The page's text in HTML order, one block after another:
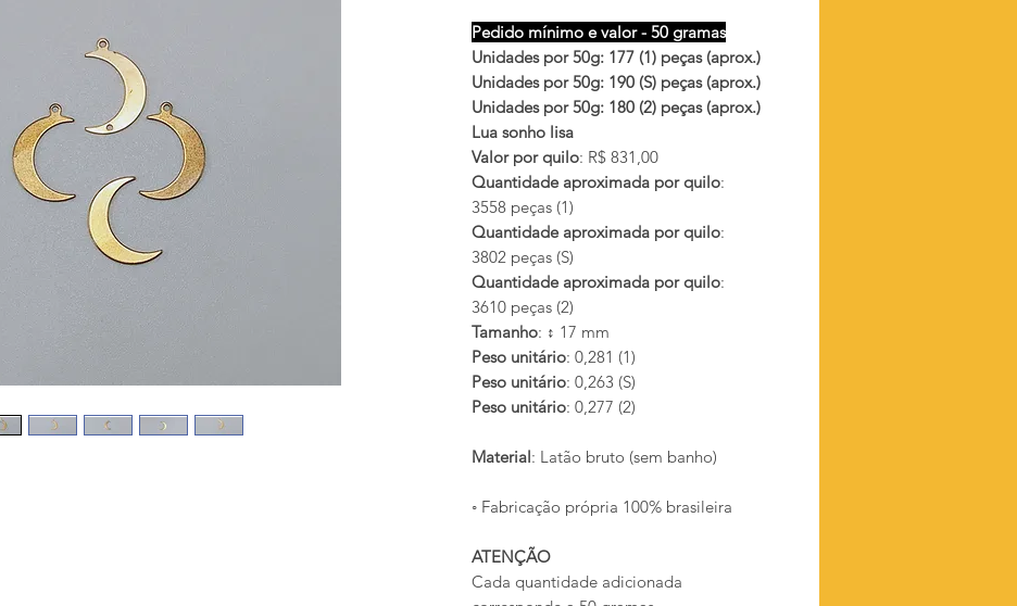
Pedido mínimo e valor - 50 gramas
Unidades por 50g: 177 (1) peças (aprox.)
Unidades por 50g: 190 (S) peças (aprox.)
Unidades por 50g: 180 (2) peças (aprox.)
Lua sonho lisa
Valor por quilo: R$ 831,00
Quantidade aproximada por quilo:
3558 peças (1)
Quantidade aproximada por quilo:
3802 peças (S)
Quantidade aproximada por quilo:
3610 peças (2)
Tamanho: ↕ 17 mm
Peso unitário: 0,281 (1)
Peso unitário: 0,263 (S)
Peso unitário: 0,277 (2)
Material: Latão bruto (sem banho)
◦ Fabricação própria 100% brasileira
ATENÇÃO
Cada quantidade adicionada